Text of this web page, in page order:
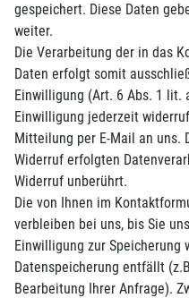
gespeichert. Diese Daten
weiter.
Die Verarbeitung der in das
Daten erfolgt somit
Einwilligung (Art. 6 Abs. 1 lit.
Einwilligung jederzeit
Mitteilung per E-Mail an uns.
Widerruf erfolgten
Widerruf unberührt.
Die von Ihnen im
verbleiben bei uns, bis Sie
Einwilligung zur Speicherung
Datenspeicherung entfällt
Bearbeitung Ihrer Anfrage).